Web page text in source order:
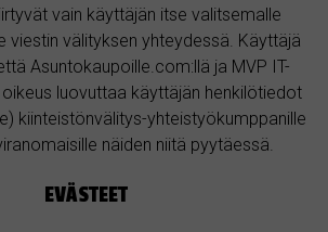
vain käyttäjän itse valitsemalle
viestin välityksen yhteydessä. Käyttäjä
Asuntokaupoille.com:llä ja MVP IT-
oikeus luovuttaa käyttäjän henkilötiedot
kiinteistönvälitys-yhteistyökumppanille
näiden niitä pyytäessä.
EVÄSTEET